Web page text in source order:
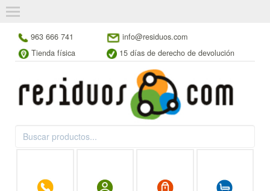
963 666 741
info@residuos.com
Tienda física
15 días de derecho de devolución